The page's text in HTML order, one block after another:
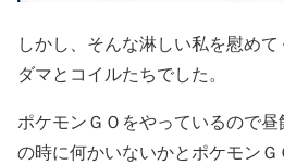
しかし、そんな淋しい私を慰め
ダマとコイルたちでした。
ポケモンＧＯをやっているので
の時に何かいないかとポケモン